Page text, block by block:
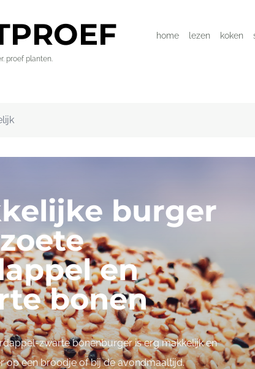
PROEF
proef planten.
home lezen koken
burger
en
bonen
zwarte bonenburger is erg makkelijk en
op een broodje of bij de avondmaaltijd.